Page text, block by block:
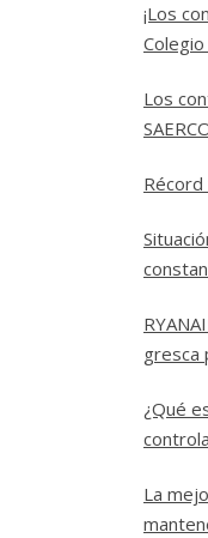
¡Los
Los
gresca
¿Qué
La